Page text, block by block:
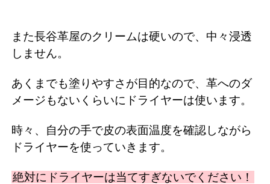
また長谷革屋のクリームは硬いので、中々浸透
しません。
あくまでも塗りやすさが目的なので、革へのダ
メージもないくらいにドライヤーは使います。
時々、自分の手で皮の表面温度を確認しながら
ドライヤーを使っていきます。
絶対にドライヤーは当てすぎないでください！